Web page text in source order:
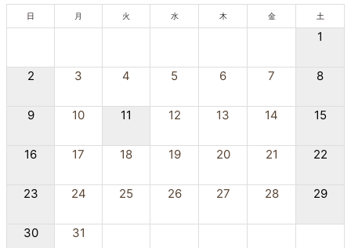
日 月 火 水 木 金 土
1
2 3 4 5 6 7 8
9 10 11 12 13 14 15
16 17 18 19 20 21 22
23 24 25 26 27 28 29
30 31